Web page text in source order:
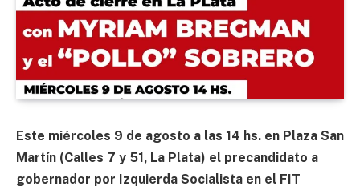
Este miércoles 9 de agosto a las 14 hs. en Plaza San
Martín (Calles 7 y 51, La Plata) el precandidato a
gobernador por Izquierda Socialista en el FIT